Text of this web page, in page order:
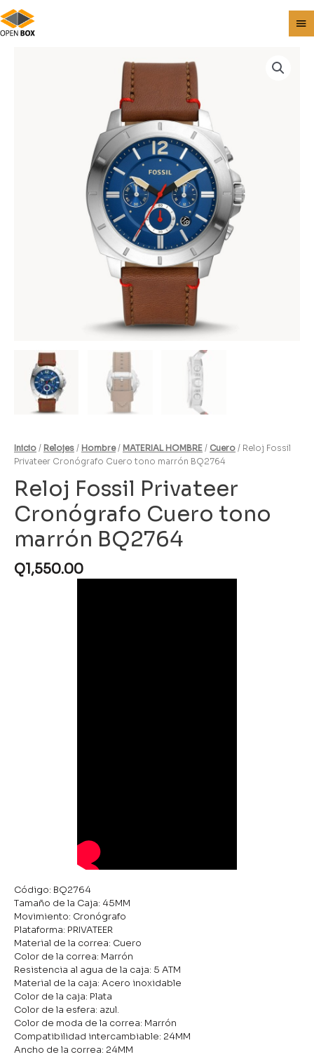
Inicio / Relojes / Hombre/ MATERIAL HOMBRE / Cuero / Reloj Fossil
Privateer Cronógrafo Cuero tono marrón BQ2764
Reloj Fossil Privateer
Cronógrafo Cuero tono
marrón BQ2764
Q1,550.00
Código: BQ2764
Tamaño de la Caja: 45MM
Movimiento: Cronógrafo
Plataforma: PRIVATEER
Material de la correa: Cuero
Color de la correa: Marrón
Resistencia al agua de la caja: 5 ATM
Material de la caja: Acero inoxidable
Color de la caja: Plata
Color de la esfera: azul.
Color de moda de la correa: Marrón
Compatibilidad intercambiable: 24MM
Ancho de la correa: 24MM